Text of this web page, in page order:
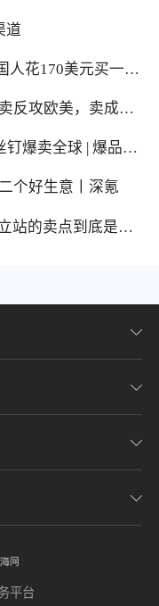
道
人花170美元买一台
反攻欧美，卖成全
爆卖全球 | 爆品洞
个好生意丨深氪
站的卖点到底是什
平台